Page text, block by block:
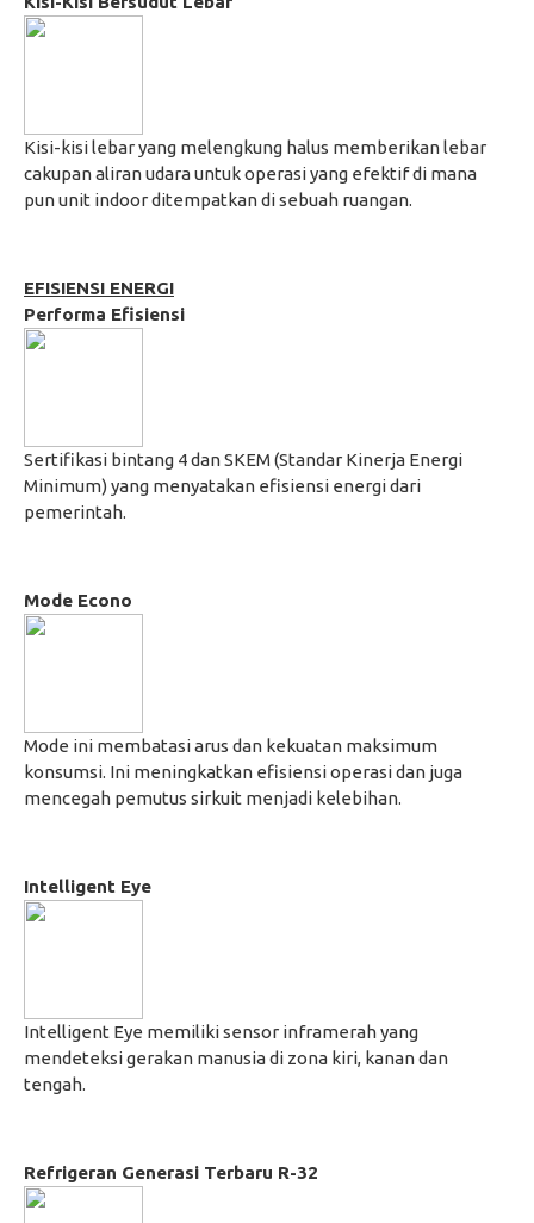
Kisi-kisi lebar yang melengkung halus memberikan lebar
cakupan aliran udara untuk operasi yang efektif di mana
pun unit indoor ditempatkan di sebuah ruangan.
EFISIENSI ENERGI
Performa Efisiensi
Sertifikasi bintang 4 dan SKEM (Standar Kinerja Energi
Minimum) yang menyatakan efisiensi energi dari
pemerintah.
Mode Econo
Mode ini membatasi arus dan kekuatan maksimum
konsumsi. Ini meningkatkan efisiensi operasi dan juga
mencegah pemutus sirkuit menjadi kelebihan.
Intelligent Eye
Intelligent Eye memiliki sensor inframerah yang
mendeteksi gerakan manusia di zona kiri, kanan dan
tengah.
Refrigeran Generasi Terbaru R-32